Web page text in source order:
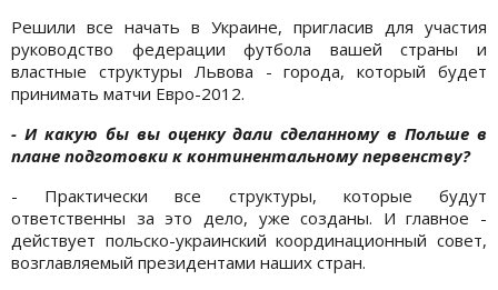
Решили все начать в Украине, пригласив для участия
руководство федерации футбола вашей страны и
властные структуры Львова - города, который будет
принимать матчи Евро-2012.
- И какую бы вы оценку дали сделанному в Польше в
плане подготовки к континентальному первенству?
- Практически все структуры, которые будут
ответственны за это дело, уже созданы. И главное -
действует польско-украинский координационный совет,
возглавляемый президентами наших стран.